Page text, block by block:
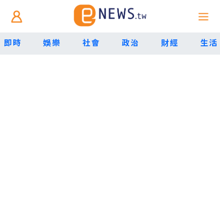
即時 娛樂 社會 政治 財經 生活